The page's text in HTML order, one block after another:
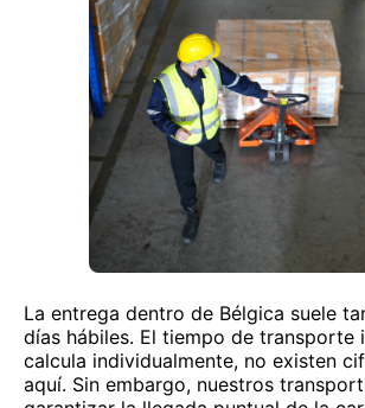
La entrega dentro de Bélgica suele
días hábiles. El tiempo de transporte
calcula individualmente, no existen
aquí. Sin embargo, nuestros